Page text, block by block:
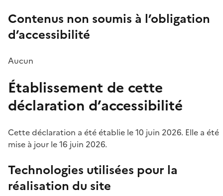
Contenus non soumis à l’obligation
d’accessibilité
Aucun
Établissement de cette
déclaration d’accessibilité
Cette déclaration a été établie le 10 juin 2026. Elle a été
mise à jour le 16 juin 2026.
Technologies utilisées pour la
réalisation du site